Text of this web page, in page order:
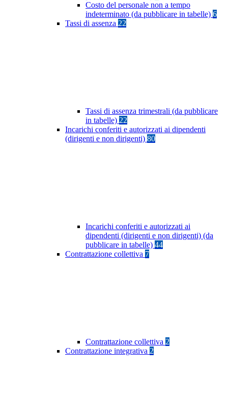
Costo del personale non a tempo
indeterminato (da pubblicare in tabelle) 6
Tassi di assenza 22
Tassi di assenza trimestrali (da pubblicare
in tabelle) 22
Incarichi conferiti e autorizzati ai dipendenti
(dirigenti e non dirigenti) 80
Incarichi conferiti e autorizzati ai
dipendenti (dirigenti e non dirigenti) (da
pubblicare in tabelle) 44
Contrattazione collettiva 7
Contrattazione collettiva 2
Contrattazione integrativa 2